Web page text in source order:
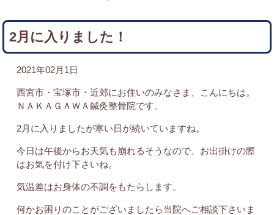
2月に入りました！
2021年02月1日
西宮市・宝塚市・近郊にお住いのみなさま、こんにちは。
ＮＡＫＡＧＡＷＡ鍼灸整骨院です。
2月に入りましたが寒い日が続いていますね。
今日は午後からお天気も崩れるそうなので、お出掛けの際
はお気を付け下さいね。
気温差はお身体の不調をもたらします。
何かお困りのことがございましたら当院へご相談下さいま